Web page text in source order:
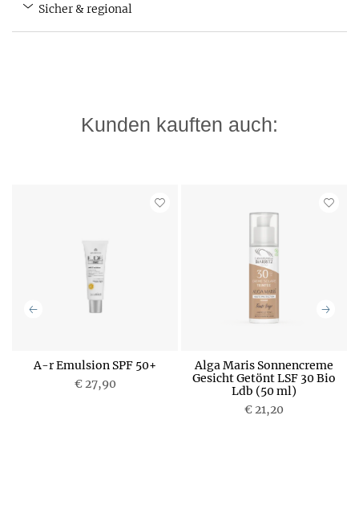
Sicher & regional
Kunden kauften auch:
A-r Emulsion SPF 50+
€ 27,90
Alga Maris Sonnencreme
Gesicht Getönt LSF 30 Bio
Ldb (50 ml)
€ 21,20
P